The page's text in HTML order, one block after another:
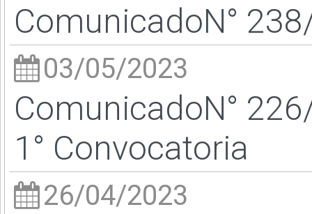
ComunicadoN°
03/05/2023
ComunicadoN°
1° Convocatoria
26/04/2023